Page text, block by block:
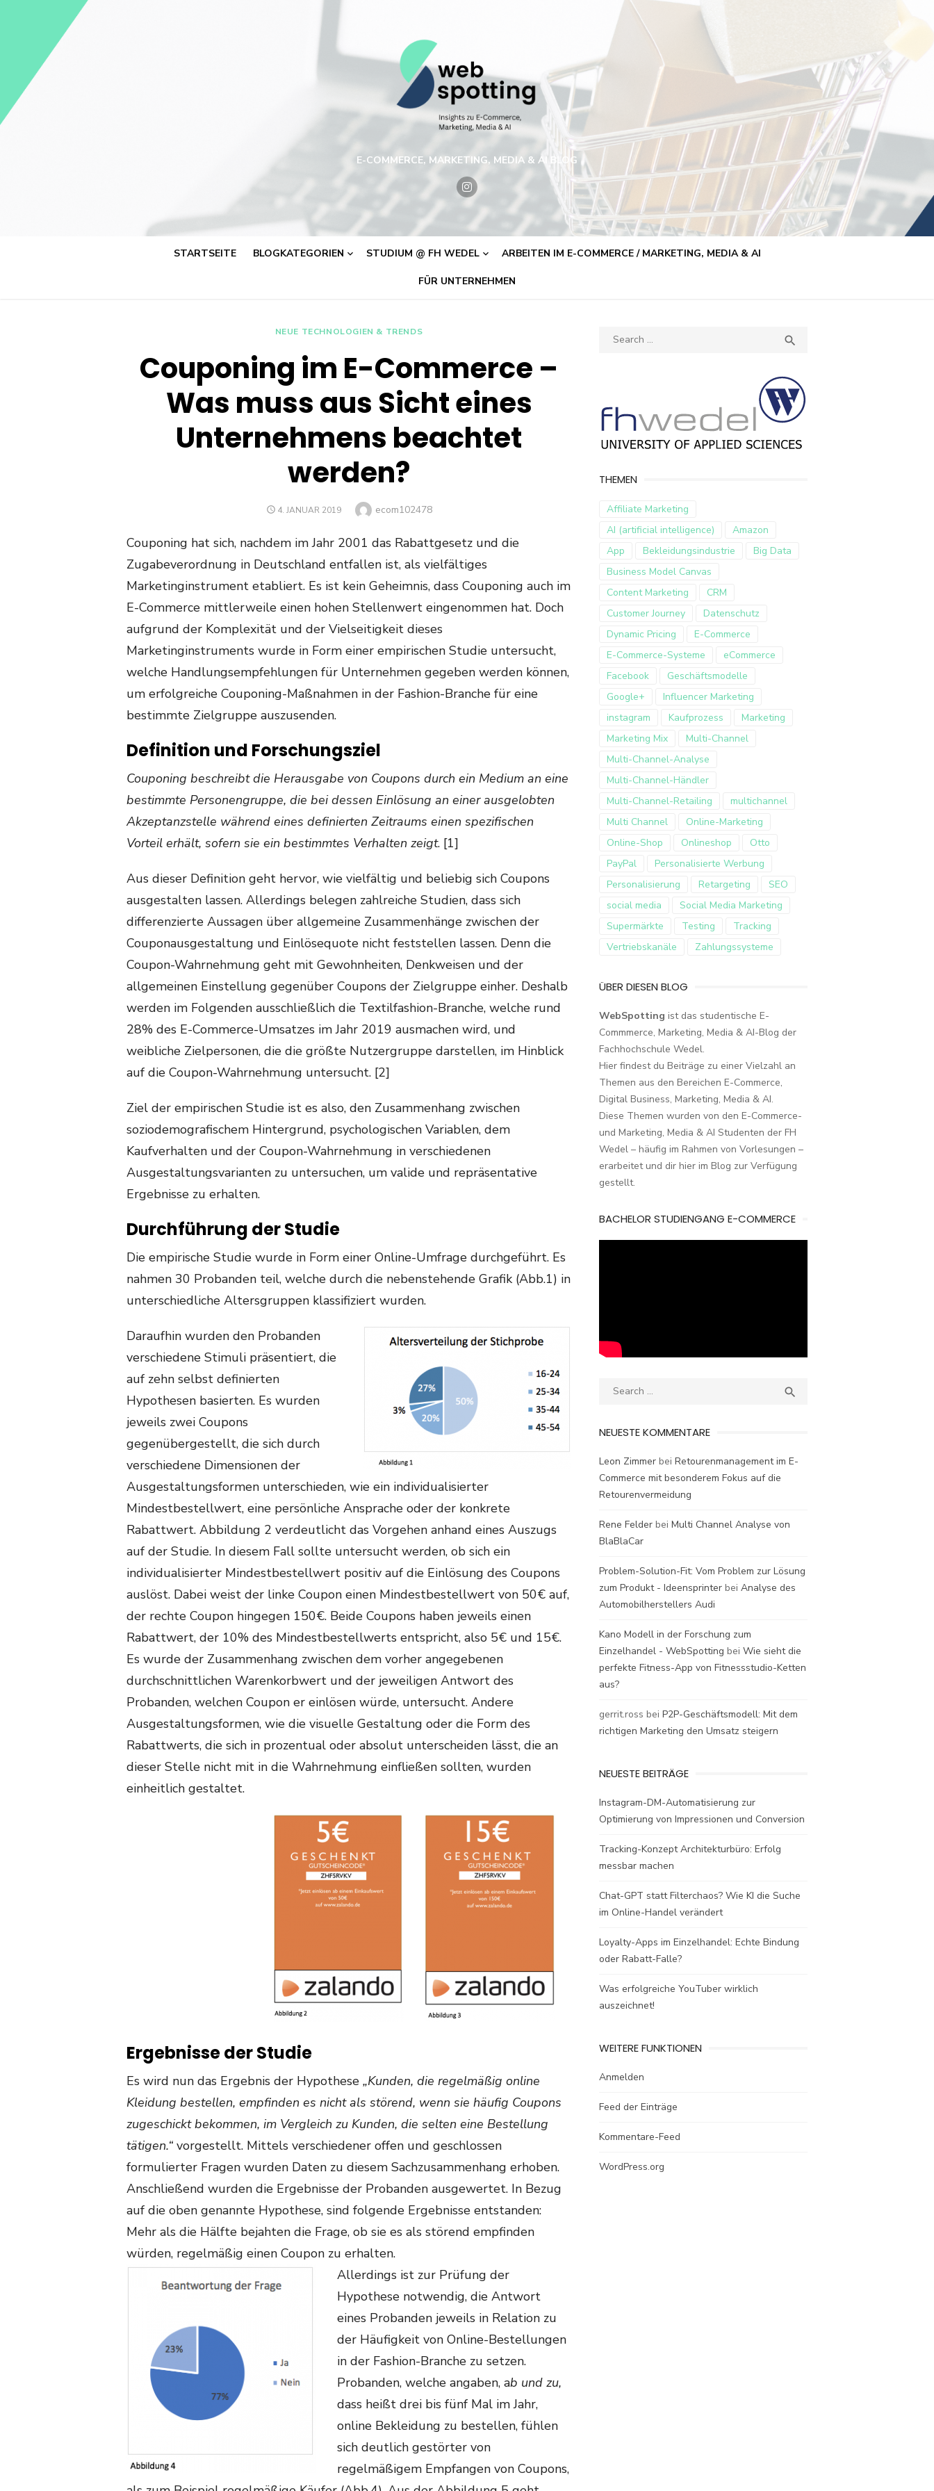
E-COMMERCE, MARKETING, MEDIA & AI BLOG
STARTSEITE BLOGKATEGORIEN STUDIUM @ FH WEDEL ARBEITEN IM E-COMMERCE / MARKETING, MEDIA & AI
FÜR UNTERNEHMEN
NEUE TECHNOLOGIEN & TRENDS
Couponing im E-Commerce –
Was muss aus Sicht eines
Unternehmens beachtet
werden?
POSTED
4. JANUAR 2019 Author
ecom102478
Couponing hat sich, nachdem im Jahr 2001 das Rabattgesetz und die
Zugabeverordnung in Deutschland entfallen ist, als vielfältiges
Marketinginstrument etabliert. Es ist kein Geheimnis, dass Couponing auch im
E-Commerce mittlerweile einen hohen Stellenwert eingenommen hat. Doch
aufgrund der Komplexität und der Vielseitigkeit dieses
Marketinginstruments wurde in Form einer empirischen Studie untersucht,
welche Handlungsempfehlungen für Unternehmen gegeben werden können,
um erfolgreiche Couponing-Maßnahmen in der Fashion-Branche für eine
bestimmte Zielgruppe auszusenden.
Definition und Forschungsziel
Couponing beschreibt die Herausgabe von Coupons durch ein Medium an eine
bestimmte Personengruppe, die bei dessen Einlösung an einer ausgelobten
Akzeptanzstelle während eines definierten Zeitraums einen spezifischen
Vorteil erhält, sofern sie ein bestimmtes Verhalten zeigt. [1]
Aus dieser Definition geht hervor, wie vielfältig und beliebig sich Coupons
ausgestalten lassen. Allerdings belegen zahlreiche Studien, dass sich
differenzierte Aussagen über allgemeine Zusammenhänge zwischen der
Couponausgestaltung und Einlösequote nicht feststellen lassen. Denn die
Coupon-Wahrnehmung geht mit Gewohnheiten, Denkweisen und der
allgemeinen Einstellung gegenüber Coupons der Zielgruppe einher. Deshalb
werden im Folgenden ausschließlich die Textilfashion-Branche, welche rund
28% des E-Commerce-Umsatzes im Jahr 2019 ausmachen wird, und
weibliche Zielpersonen, die die größte Nutzergruppe darstellen, im Hinblick
auf die Coupon-Wahrnehmung untersucht. [2]
Ziel der empirischen Studie ist es also, den Zusammenhang zwischen
soziodemografischem Hintergrund, psychologischen Variablen, dem
Kaufverhalten und der Coupon-Wahrnehmung in verschiedenen
Ausgestaltungsvarianten zu untersuchen, um valide und repräsentative
Ergebnisse zu erhalten.
Durchführung der Studie
Die empirische Studie wurde in Form einer Online-Umfrage durchgeführt. Es
nahmen 30 Probanden teil, welche durch die nebenstehende Grafik (Abb.1) in
unterschiedliche Altersgruppen klassifiziert wurden.
Daraufhin wurden den Probanden
verschiedene Stimuli präsentiert, die
auf zehn selbst definierten
Hypothesen basierten. Es wurden
jeweils zwei Coupons
gegenübergestellt, die sich durch
verschiedene Dimensionen der
Ausgestaltungsformen unterschieden, wie ein individualisierter
Mindestbestellwert, eine persönliche Ansprache oder der konkrete
Rabattwert. Abbildung 2 verdeutlicht das Vorgehen anhand eines Auszugs
auf der Studie. In diesem Fall sollte untersucht werden, ob sich ein
individualisierter Mindestbestellwert positiv auf die Einlösung des Coupons
auslöst. Dabei weist der linke Coupon einen Mindestbestellwert von 50€ auf,
der rechte Coupon hingegen 150€. Beide Coupons haben jeweils einen
Rabattwert, der 10% des Mindestbestellwerts entspricht, also 5€ und 15€.
Es wurde der Zusammenhang zwischen dem vorher angegebenen
durchschnittlichen Warenkorbwert und der jeweiligen Antwort des
Probanden, welchen Coupon er einlösen würde, untersucht. Andere
Ausgestaltungsformen, wie die visuelle Gestaltung oder die Form des
Rabattwerts, die sich in prozentual oder absolut unterscheiden lässt, die an
dieser Stelle nicht mit in die Wahrnehmung einfließen sollten, wurden
einheitlich gestaltet.
Ergebnisse der Studie
Es wird nun das Ergebnis der Hypothese „Kunden, die regelmäßig online
Kleidung bestellen, empfinden es nicht als störend, wenn sie häufig Coupons
zugeschickt bekommen, im Vergleich zu Kunden, die selten eine Bestellung
tätigen.“ vorgestellt. Mittels verschiedener offen und geschlossen
formulierter Fragen wurden Daten zu diesem Sachzusammenhang erhoben.
Anschließend wurden die Ergebnisse der Probanden ausgewertet. In Bezug
auf die oben genannte Hypothese, sind folgende Ergebnisse entstanden:
Mehr als die Hälfte bejahten die Frage, ob sie es als störend empfinden
würden, regelmäßig einen Coupon zu erhalten.
Allerdings ist zur Prüfung der
Hypothese notwendig, die Antwort
eines Probanden jeweils in Relation zu
der Häufigkeit von Online-Bestellungen
in der Fashion-Branche zu setzen.
Probanden, welche angaben, ab und zu,
dass heißt drei bis fünf Mal im Jahr,
online Bekleidung zu bestellen, fühlen
sich deutlich gestörter von
regelmäßigem Empfangen von Coupons,
Search

THEMEN
Affiliate Marketing
AI (artificial intelligence)
Amazon
App
Bekleidungsindustrie
Big Data
Business Model Canvas
Content Marketing
CRM
Customer Journey
Datenschutz
Dynamic Pricing
E-Commerce
E-Commerce-Systeme
eCommerce
Facebook
Geschäftsmodelle
Google+
Influencer Marketing
instagram
Kaufprozess
Marketing
Marketing Mix
Multi-Channel
Multi-Channel-Analyse
Multi-Channel-Händler
Multi-Channel-Retailing
multichannel
Multi Channel
Online-Marketing
Online-Shop
Onlineshop
Otto
PayPal
Personalisierte Werbung
Personalisierung
Retargeting
SEO
social media
Social Media Marketing
Supermärkte
Testing
Tracking
Vertriebskanäle
Zahlungssysteme
ÜBER DIESEN BLOG
WebSpotting ist das studentische E-
Commmerce, Marketing, Media & AI-Blog der
Fachhochschule Wedel.
Hier findest du Beiträge zu einer Vielzahl an
Themen aus den Bereichen E-Commerce,
Digital Business, Marketing, Media & AI.
Diese Themen wurden von den E-Commerce-
und Marketing, Media & AI Studenten der FH
Wedel – häufig im Rahmen von Vorlesungen –
erarbeitet und dir hier im Blog zur Verfügung
gestellt.
BACHELOR STUDIENGANG E-COMMERCE
Search

NEUESTE KOMMENTARE
Leon Zimmer bei Retourenmanagement im E-
Commerce mit besonderem Fokus auf die
Retourenvermeidung
Rene Felder bei Multi Channel Analyse von
BlaBlaCar
Problem-Solution-Fit: Vom Problem zur Lösung
zum Produkt - Ideensprinter bei Analyse des
Automobilherstellers Audi
Kano Modell in der Forschung zum
Einzelhandel - WebSpotting bei Wie sieht die
perfekte Fitness-App von Fitnessstudio-Ketten
aus?
gerrit.ross bei P2P-Geschäftsmodell: Mit dem
richtigen Marketing den Umsatz steigern
NEUESTE BEITRÄGE
Instagram-DM-Automatisierung zur
Optimierung von Impressionen und Conversion
Tracking-Konzept Architekturbüro: Erfolg
messbar machen
Chat-GPT statt Filterchaos? Wie KI die Suche
im Online-Handel verändert
Loyalty-Apps im Einzelhandel: Echte Bindung
oder Rabatt-Falle?
Was erfolgreiche YouTuber wirklich
auszeichnet!
WEITERE FUNKTIONEN
Anmelden
Feed der Einträge
Kommentare-Feed
WordPress.org